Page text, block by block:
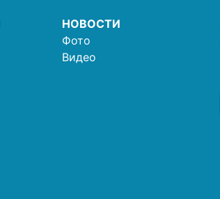
НОВОСТИ
Фото
Видео